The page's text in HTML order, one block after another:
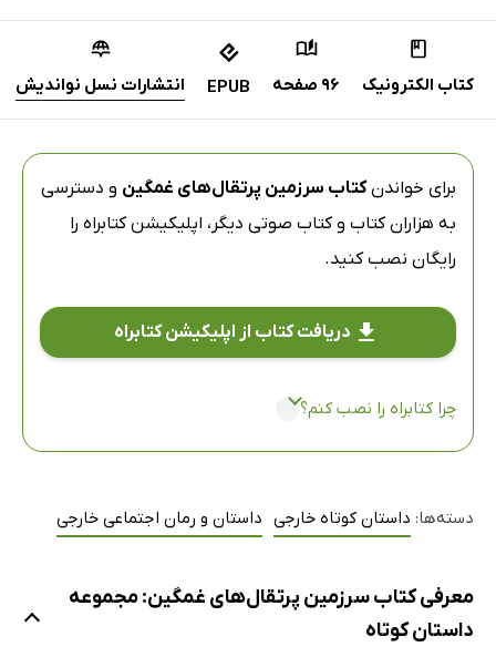
کتاب الکترونیک 96 صفحه EPUB انتشارات نسل نواندیش
برای خواندنکتاب سرزمین پرتقال‌های غمگین و دسترسی
به هزاران کتاب و کتاب صوتی دیگر، اپلیکیشن کتابراه را
رایگان نصب کنید.
دریافت کتاب از اپلیکیشن کتابراه
چرا کتابراه را نصب کنم؟
دسته‌ها: داستان کوتاه خارجی داستان و رمان اجتماعی خارجی
معرفی کتاب سرزمین پرتقال‌های غمگین: مجموعه
داستان کوتاه